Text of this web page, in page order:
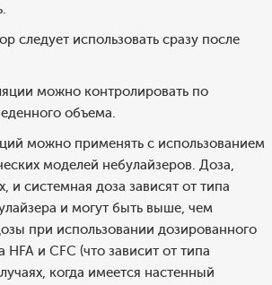
следует использовать сразу после
можно контролировать по
объема.
можно применять с использованием
моделей небулайзеров. Доза,
и системная доза зависят от типа
и могут быть выше, чем
при использовании дозированного
HFA и CFC (что зависит от типа
когда имеется настенный